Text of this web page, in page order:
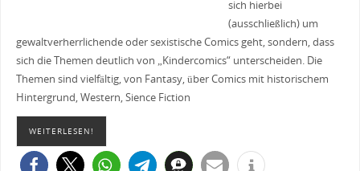
sich hierbei
(ausschließlich) um
gewaltverherrlichende oder sexistische Comics geht, sondern, dass
sich die Themen deutlich von „Kindercomics“ unterscheiden. Die
Themen sind vielfältig, von Fantasy, über Comics mit historischem
Hintergrund, Western, Sience Fiction
WEITERLESEN!